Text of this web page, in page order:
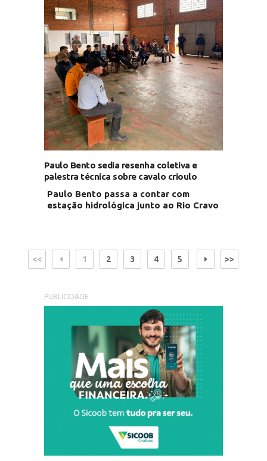
Paulo Bento sedia resenha coletiva e
palestra técnica sobre cavalo crioulo
Paulo Bento passa a contar com
estação hidrológica junto ao Rio Cravo
<< 1 2 3 4 5 >>
PUBLICIDADE